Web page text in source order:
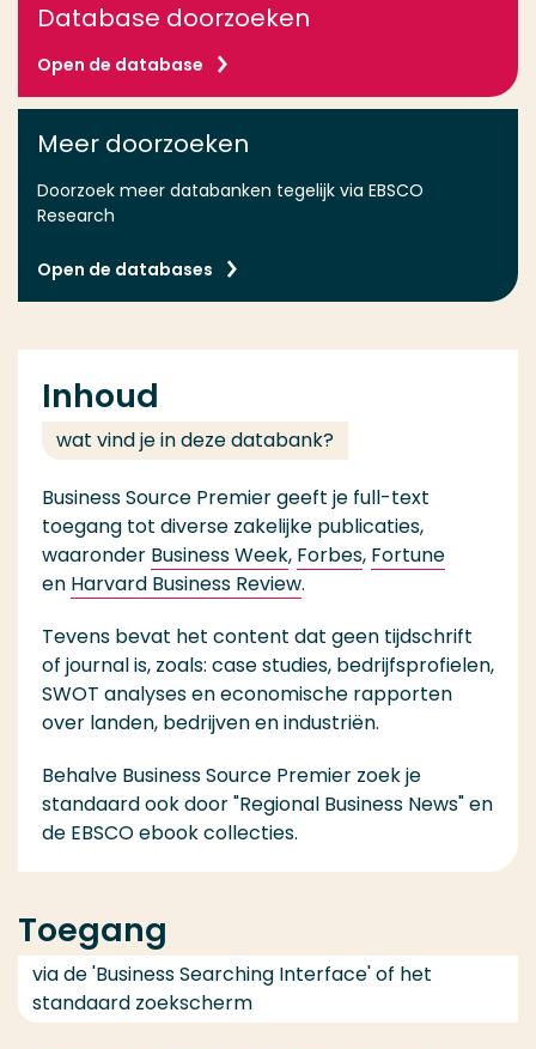
Database doorzoeken
Open de database
Meer doorzoeken
Doorzoek meer databanken tegelijk via EBSCO
Research
Open de databases
Inhoud
wat vind je in deze databank?
Business Source Premier geeft je full-text
toegang tot diverse zakelijke publicaties,
waaronder Business Week, Forbes, Fortune
en Harvard Business Review.
Tevens bevat het content dat geen tijdschrift
of journal is, zoals: case studies, bedrijfsprofielen,
SWOT analyses en economische rapporten
over landen, bedrijven en industriën.
Behalve Business Source Premier zoek je
standaard ook door "Regional Business News" en
de EBSCO ebook collecties.
Toegang
via de 'Business Searching Interface' of het
standaard zoekscherm